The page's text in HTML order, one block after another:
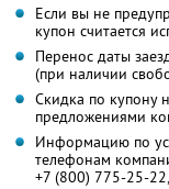
Если вы не
купон считается
Перенос даты
(при наличии
Скидка по купону
предложениями
Информацию по
телефонам
+7 (800) 775-25-